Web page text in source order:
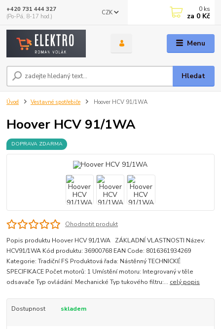
Menu
CZK
Hledat
+420 731 444 327
(Po-Pá, 8-17 hod.)
0 ks
za 0 Kč
Úvod Vestavné spotřebiče Hoover HCV 91/1WA
Hoover HCV 91/1WA
DOPRAVA ZDARMA
Ohodnotit produkt
Popis produktu Hoover HCV 91/1WA ZÁKLADNÍ VLASTNOSTI Název:
HCV91/1WA Kód produktu: 36900768 EAN Code: 8016361934269
Kategorie: Tradiční FS Produktová řada: Nástěnný TECHNICKÉ
SPECIFIKACE Počet motorů: 1 Umístění motoru: Integrovaný v těle
odsavače Typ ovládání: Mechanické Typ tukového filtru:... celý popis
Dostupnost skladem